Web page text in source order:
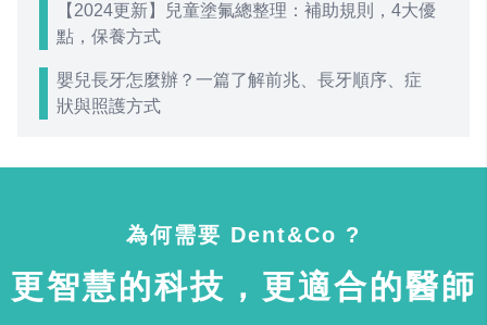
【2024更新】兒童塗氟總整理：補助規則，4大優
點，保養方式
嬰兒長牙怎麼辦？一篇了解前兆、長牙順序、症
狀與照護方式
為何需要 Dent&Co ?
更智慧的科技，更適合的醫師